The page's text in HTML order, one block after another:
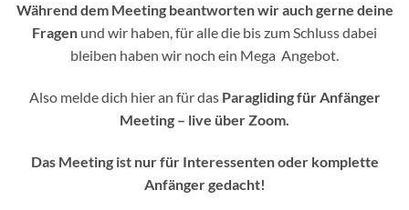
Während dem Meeting beantworten wir auch gerne deine
Fragen und wir haben, für alle die bis zum Schluss dabei
bleiben haben wir noch ein Mega Angebot.
Also melde dich hier an für das Paragliding für Anfänger
Meeting – live über Zoom.
Das Meeting ist nur für Interessenten oder komplette
Anfänger gedacht!